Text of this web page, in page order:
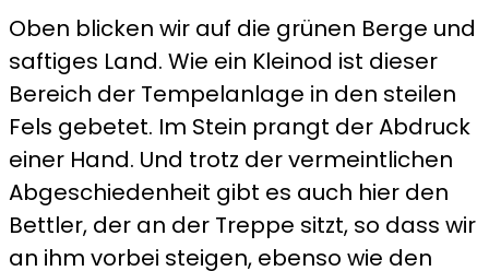
Oben blicken wir auf die grünen Berge und
saftiges Land. Wie ein Kleinod ist dieser
Bereich der Tempelanlage in den steilen
Fels gebetet. Im Stein prangt der Abdruck
einer Hand. Und trotz der vermeintlichen
Abgeschiedenheit gibt es auch hier den
Bettler, der an der Treppe sitzt, so dass wir
an ihm vorbei steigen, ebenso wie den